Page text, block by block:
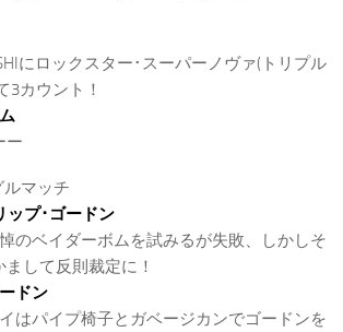
にロックスター･スーパーノヴァ(トリプル
3カウント！
ー
マッチ
ップ･ゴードン
のベイダーボムを試みるが失敗、しかしそ
して反則裁定に！
ドン
はパイプ椅子とガベージカンでゴードンを